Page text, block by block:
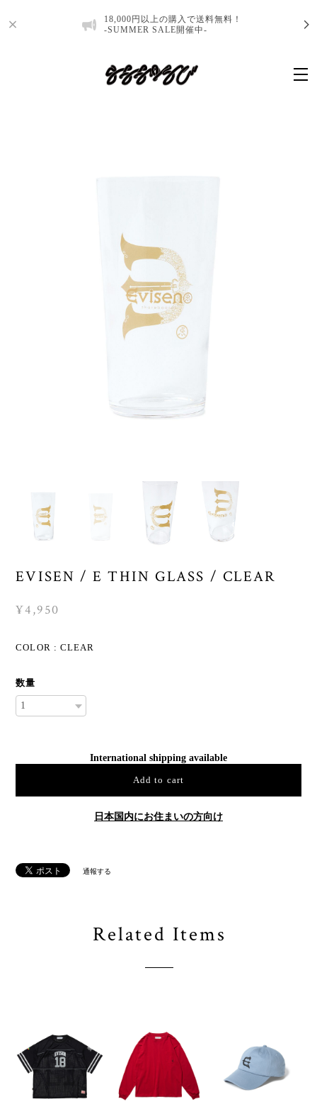
18,000円以上の購入で送料無料！
-SUMMER SALE開催中-
EVISEN / E THIN GLASS / CLEAR
¥4,950
COLOR : CLEAR
数量
International shipping available
Add to cart
日本国内にお住まいの方向け
通報する
Related Items